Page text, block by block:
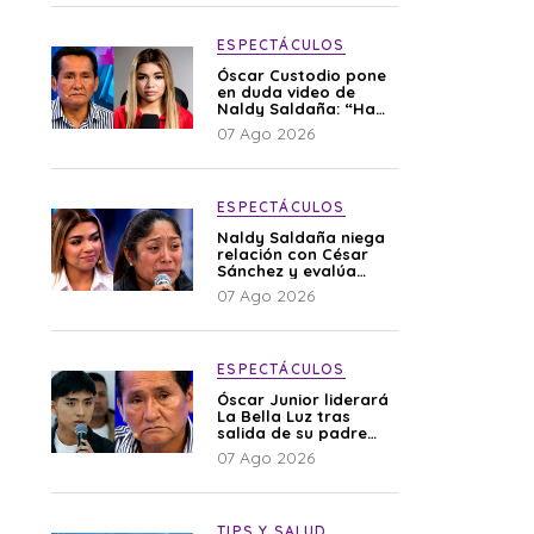
ESPECTÁCULOS
Óscar Custodio pone
en duda video de
Naldy Saldaña: “Hay
cosas que de repente
se han editado”
07 Ago 2026
ESPECTÁCULOS
Naldy Saldaña niega
relación con César
Sánchez y evalúa
denunciar a su
esposa: “Es una
07 Ago 2026
ESPECTÁCULOS
Óscar Junior liderará
La Bella Luz tras
salida de su padre
por polémica con
Naldy Saldaña
07 Ago 2026